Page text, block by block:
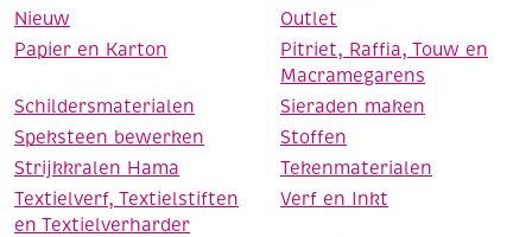
Nieuw
Outlet
Papier en Karton
Pitriet, Raffia, Touw en
Macramegarens
Schildersmaterialen
Sieraden maken
Speksteen bewerken
Stoffen
Strijkkralen Hama
Tekenmaterialen
Textielverf, Textielstiften
en Textielverharder
Verf en Inkt